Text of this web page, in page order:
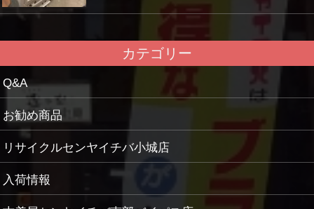
カテゴリー
Q&A
お勧め商品
リサイクルセンヤイチバ小城店
入荷情報